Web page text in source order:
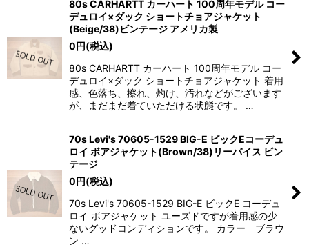
80s CARHARTT カーハート 100周年モデル コー
デュロイ×ダック ショートチョアジャケット
(Beige/38)ビンテージ アメリカ製
0円(税込)
80s CARHARTT カーハート 100周年モデル コー
デュロイ×ダック ショートチョアジャケット 着用
感、色落ち、擦れ、灼け、汚れなどがございます
が、まだまだ着ていただける状態です。 …
70s Levi's 70605-1529 BIG-E ビックEコーデュ
ロイ ボアジャケット(Brown/38)リーバイス ビン
テージ
0円(税込)
70s Levi's 70605-1529 BIG-E ビックE コーデュ
ロイ ボアジャケット ユーズドですが着用感の少
ないグッドコンディションです。 カラー ブラウ
ン …